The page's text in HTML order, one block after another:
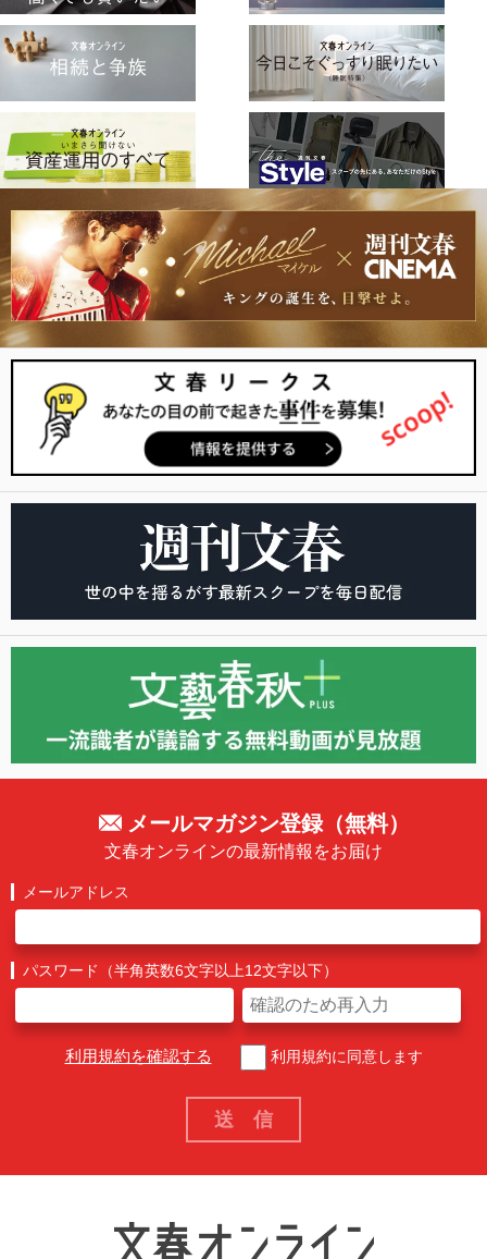
メールマガジン登録（無料）
文春オンラインの最新情報をお届け
メールアドレス
パスワード（半角英数6文字以上12文字以下）
利用規約を確認する 利用規約に同意します